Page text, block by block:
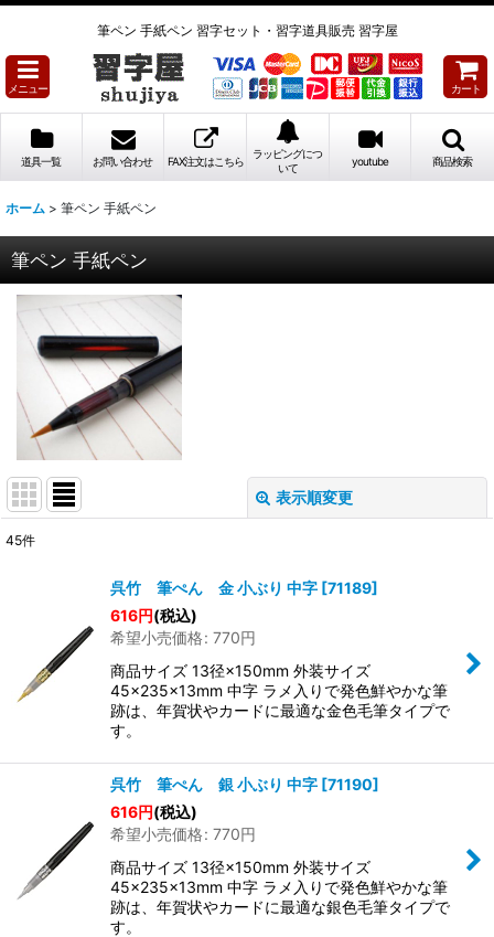
筆ペン 手紙ペン 習字セット・習字道具販売 習字屋
メニュー カート
道具一覧 お問い合わせ FAX注文はこちら
ラッピングにつ
いて
youtube 商品検索
ホーム > 筆ペン 手紙ペン
筆ペン 手紙ペン
表示順変更
絞り込む
45件
呉竹 筆ぺん 金 小ぶり 中字 [71189]
616円(税込)
希望小売価格: 770円
商品サイズ 13径×150mm 外装サイズ
45×235×13mm 中字 ラメ入りで発色鮮やかな筆
跡は、年賀状やカードに最適な金色毛筆タイプで
す。
呉竹 筆ぺん 銀 小ぶり 中字 [71190]
616円(税込)
希望小売価格: 770円
商品サイズ 13径×150mm 外装サイズ
45×235×13mm 中字 ラメ入りで発色鮮やかな筆
跡は、年賀状やカードに最適な銀色毛筆タイプで
す。